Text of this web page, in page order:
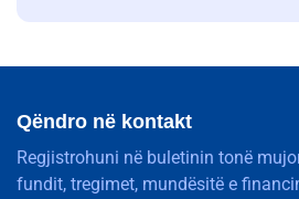
Qëndro në kontakt
Regjistrohuni në buletinin tonë
fundit, tregimet, mundësitë e